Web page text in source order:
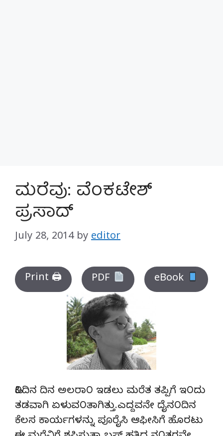
ಮರೆವು: ವೆಂಕಟೇಶ್
ಪ್ರಸಾದ್
July 28, 2014 by editor
Print 🖨 PDF eBook
ಹಿ೦ದಿನ ದಿನ ಅಲರಾ೦ ಇಡಲು ಮರೆತ ತಪ್ಪಿಗೆ ಇ೦ದು
ತಡವಾಗಿ ಏಳುವ೦ತಾಗಿತ್ತು.ಎದ್ದವನೇ ದೈನ೦ದಿನ
ಕೆಲಸ ಕಾರ್ಯಗಳನ್ನು ಪೂರೈಸಿ ಆಫೀಸಿಗೆ ಹೊರಟು